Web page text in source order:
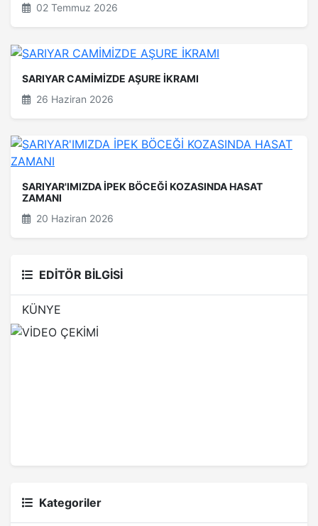
02 Temmuz 2026
SARIYAR CAMİMİZDE AŞURE İKRAMI
26 Haziran 2026
SARIYAR'IMIZDA İPEK BÖCEĞİ KOZASINDA HASAT
ZAMANI
20 Haziran 2026
EDİTÖR BİLGİSİ
KÜNYE
Kategoriler